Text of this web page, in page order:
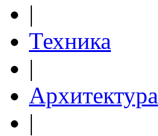
|
Техника
|
Архитектура
|